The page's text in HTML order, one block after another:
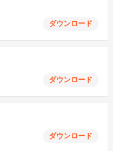
ダウンロード
ダウンロード
ダウンロード